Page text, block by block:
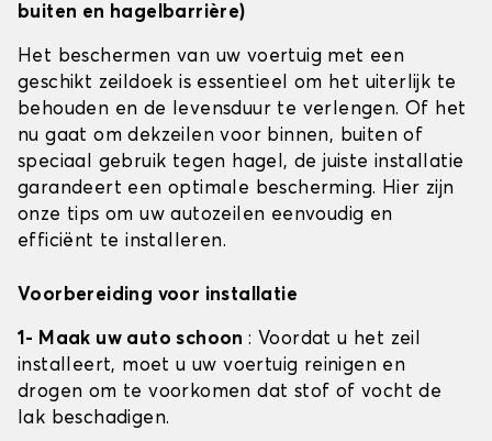
buiten en hagelbarrière)
Het beschermen van uw voertuig met een
geschikt zeildoek is essentieel om het uiterlijk te
behouden en de levensduur te verlengen. Of het
nu gaat om dekzeilen voor binnen, buiten of
speciaal gebruik tegen hagel, de juiste installatie
garandeert een optimale bescherming. Hier zijn
onze tips om uw autozeilen eenvoudig en
efficiënt te installeren.
Voorbereiding voor installatie
1- Maak uw auto schoon: Voordat u het zeil
installeert, moet u uw voertuig reinigen en
drogen om te voorkomen dat stof of vocht de
lak beschadigen.